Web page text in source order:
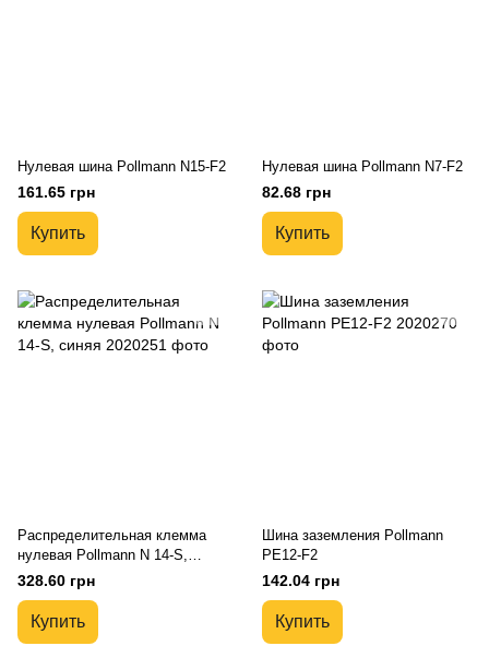
Нулевая шина Pollmann N15-F2
161.65 грн
Купить
Нулевая шина Pollmann N7-F2
82.68 грн
Купить
Распределительная клемма
нулевая Pollmann N 14-S,
синяя
328.60 грн
Купить
Шина заземления Pollmann
PE12-F2
142.04 грн
Купить